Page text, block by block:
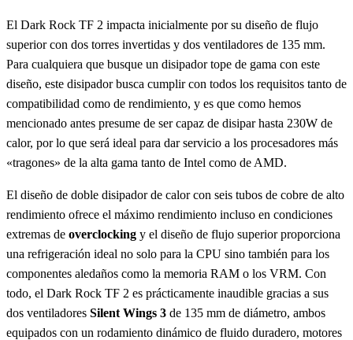
El Dark Rock TF 2 impacta inicialmente por su diseño de flujo
superior con dos torres invertidas y dos ventiladores de 135 mm.
Para cualquiera que busque un disipador tope de gama con este
diseño, este disipador busca cumplir con todos los requisitos tanto de
compatibilidad como de rendimiento, y es que como hemos
mencionado antes presume de ser capaz de disipar hasta 230W de
calor, por lo que será ideal para dar servicio a los procesadores más
«tragones» de la alta gama tanto de Intel como de AMD.
El diseño de doble disipador de calor con seis tubos de cobre de alto
rendimiento ofrece el máximo rendimiento incluso en condiciones
extremas de overclocking y el diseño de flujo superior proporciona
una refrigeración ideal no solo para la CPU sino también para los
componentes aledaños como la memoria RAM o los VRM. Con
todo, el Dark Rock TF 2 es prácticamente inaudible gracias a sus
dos ventiladores Silent Wings 3 de 135 mm de diámetro, ambos
equipados con un rodamiento dinámico de fluido duradero, motores